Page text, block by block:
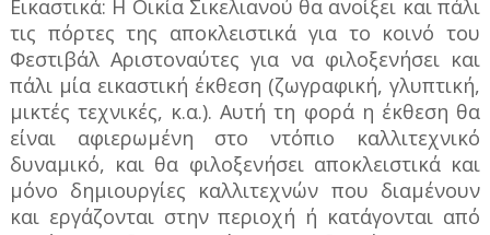
Εικαστικά: Η Οικία Σικελιανού θα ανοίξει και πάλι
τις πόρτες της αποκλειστικά για το κοινό του
Φεστιβάλ Αριστοναύτες για να φιλοξενήσει και
πάλι μία εικαστική έκθεση (ζωγραφική, γλυπτική,
μικτές τεχνικές, κ.α.). Αυτή τη φορά η έκθεση θα
είναι αφιερωμένη στο ντόπιο καλλιτεχνικό
δυναμικό, και θα φιλοξενήσει αποκλειστικά και
μόνο δημιουργίες καλλιτεχνών που διαμένουν
και εργάζονται στην περιοχή ή κατάγονται από